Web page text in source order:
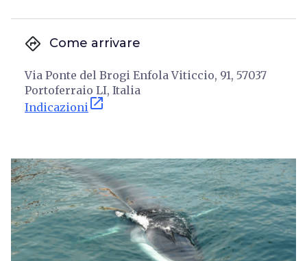
directions Come arrivare
Via Ponte del Brogi Enfola Viticcio, 91, 57037
Portoferraio LI, Italia
Indicazioni open_in_new